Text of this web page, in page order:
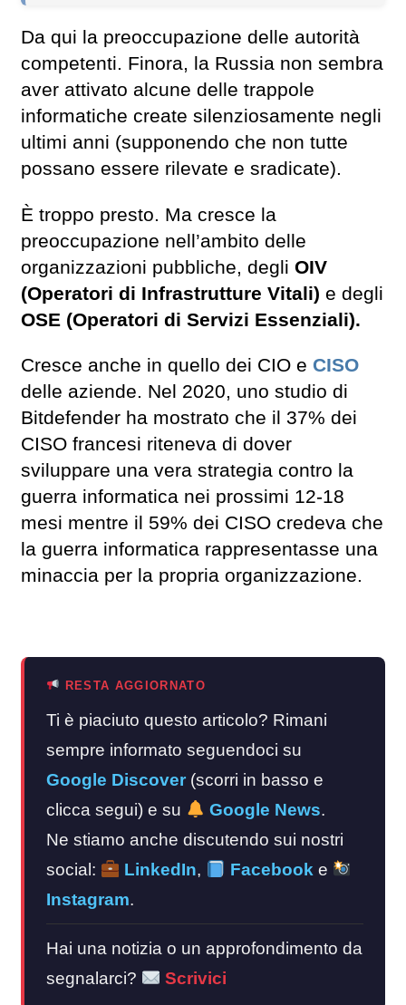
Da qui la preoccupazione delle autorità
competenti. Finora, la Russia non sembra
aver attivato alcune delle trappole
informatiche create silenziosamente negli
ultimi anni (supponendo che non tutte
possano essere rilevate e sradicate).
È troppo presto. Ma cresce la
preoccupazione nell’ambito delle
organizzazioni pubbliche, degli OIV
(Operatori di Infrastrutture Vitali) e degli
OSE (Operatori di Servizi Essenziali).
Cresce anche in quello dei CIO e CISO
delle aziende. Nel 2020, uno studio di
Bitdefender ha mostrato che il 37% dei
CISO francesi riteneva di dover
sviluppare una vera strategia contro la
guerra informatica nei prossimi 12-18
mesi mentre il 59% dei CISO credeva che
la guerra informatica rappresentasse una
minaccia per la propria organizzazione.
RESTA AGGIORNATO
Ti è piaciuto questo articolo? Rimani
sempre informato seguendoci su
Google Discover (scorri in basso e
clicca segui) e su
Google News.
Ne stiamo anche discutendo sui nostri
social:
LinkedIn, Facebook e
Instagram.
Hai una notizia o un approfondimento da
segnalarci?
Scrivici